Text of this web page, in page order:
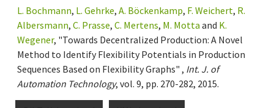
L. Bochmann, L. Gehrke, A. Böckenkamp, F. Weichert, R.
Albersmann, C. Prasse, C. Mertens, M. Motta and K.
Wegener, "Towards Decentralized Production: A Novel
Method to Identify Flexibility Potentials in Production
Sequences Based on Flexibility Graphs" , Int. J. of
Automation Technology, vol. 9, pp. 270-282, 2015.